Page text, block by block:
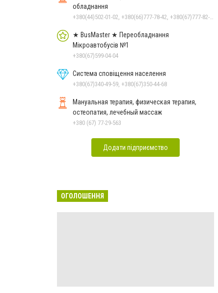
обладнання
★ BusMaster ★ Переобладнання
Мікроавтобусів №1
+380(67)599-04-04
Система сповіщення населення
+380(67)340-49-59, +380(67)350-44-68
Мануальная терапия, физическая терапия,
остеопатия, лечебный массаж
+380 (67) 77-29-563
Додати підприємство
ОГОЛОШЕННЯ